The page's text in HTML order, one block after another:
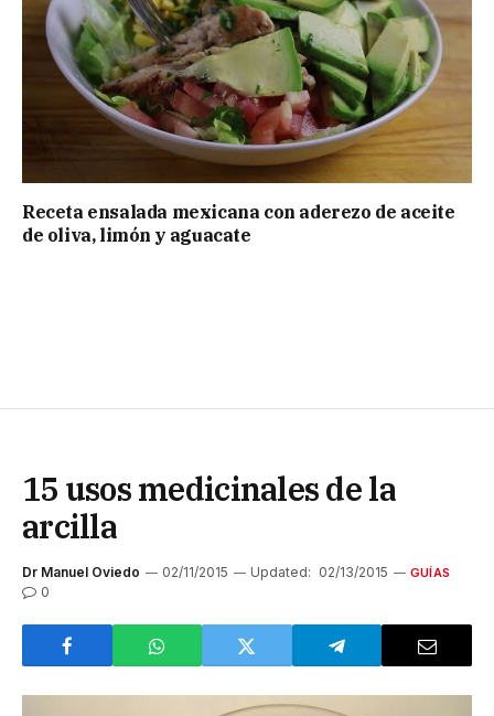
Receta ensalada mexicana con aderezo de aceite
de oliva, limón y aguacate
15 usos medicinales de la
arcilla
Dr Manuel Oviedo 02/11/2015 Updated: 02/13/2015 GUÍAS
0